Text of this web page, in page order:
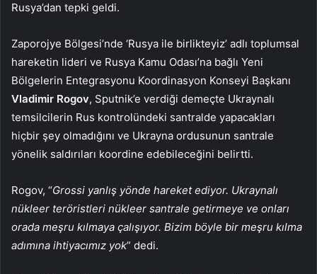
Rusya’dan tepki geldi.
Zaporojye Bölgesi’nde ‘Rusya ile birlikteyiz’ adlı toplumsal
hareketin lideri ve Rusya Kamu Odası’na bağlı Yeni
Bölgelerin Entegrasyonu Koordinasyon Konseyi Başkanı
Vladimir Rogov, Sputnik’e verdiği demeçte Ukraynalı
temsilcilerin Rus kontrolündeki santralde yapacakları
hiçbir şey olmadığını ve Ukrayna ordusunun santrale
yönelik saldırıları koordine edebileceğini belirtti.
Rogov, “Grossi yanlış yönde hareket ediyor. Ukraynalı
nükleer teröristleri nükleer santrale getirmeye ve onları
orada meşru kılmaya çalışıyor. Bizim böyle bir meşru kılma
adımına ihtiyacımız yok” dedi.